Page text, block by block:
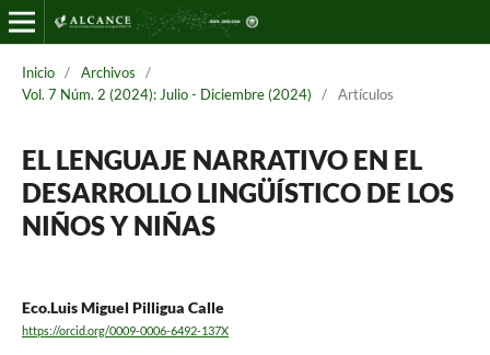
Inicio / Archivos
/
Vol. 7 Núm. 2 (2024): Julio - Diciembre (2024)
/ Artículos
EL LENGUAJE NARRATIVO EN EL
DESARROLLO LINGÜÍSTICO DE LOS
NIÑOS Y NIÑAS
Eco.Luis Miguel Pilligua Calle
https://orcid.org/0009-0006-6492-137X